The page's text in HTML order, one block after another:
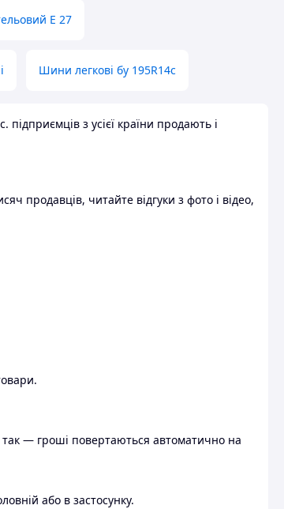
E 27
Шини легкові бу 195R14c
з усієї країни продають і
продавців, читайте відгуки з фото і відео,
— гроші повертаються автоматично на
або в застосунку.